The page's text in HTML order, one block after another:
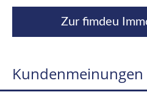
Zur fimdeu
Kundenmeinungen